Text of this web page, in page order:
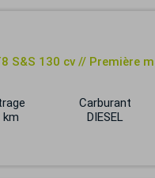
S&S 130 cv // Première
km
Carburant
DIESEL